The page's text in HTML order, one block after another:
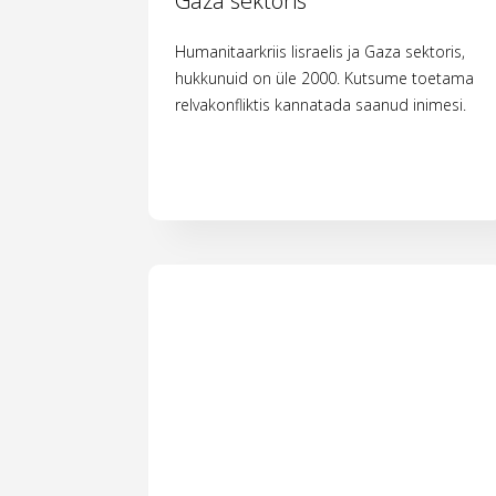
Humanitaarkriis Iisraelis ja Gaza sektoris,
hukkunuid on üle 2000. Kutsume toetama
relvakonfliktis kannatada saanud inimesi.